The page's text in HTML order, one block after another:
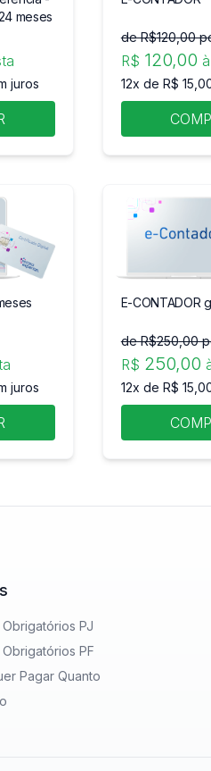
meses
juros
de R$120,00
R$ 120,00
12x de R$
juros
E-CONTADOR
de R$250,00
R$ 250,00
12x de R$
PJ
PF
Pagar Quanto